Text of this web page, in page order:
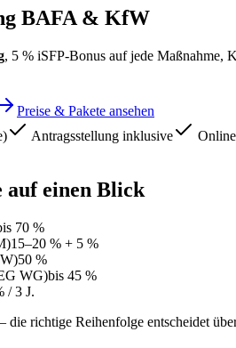
BAFA & KfW
, 5 % iSFP-Bonus auf jede Maßnahme,
Preise & Pakete ansehen
Antragsstellung inklusive
auf einen Blick
70 %
15–20 % + 5 %
50 %
WG)bis 45 %
/ 3 J.
richtige Reihenfolge entscheidet